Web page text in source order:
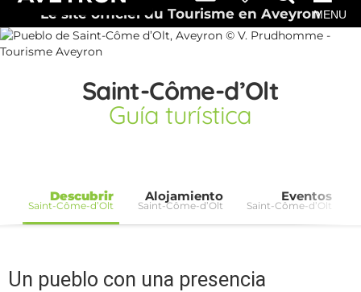
Le site officiel du Tourisme en AveyronMENU
Saint-Côme-d’Olt
Guía turística
Descubrir
Saint-Côme-d’Olt
Alojamiento
Saint-Côme-d’Olt
Eventos
Saint-Côme-d’Olt
Un pueblo con una presencia